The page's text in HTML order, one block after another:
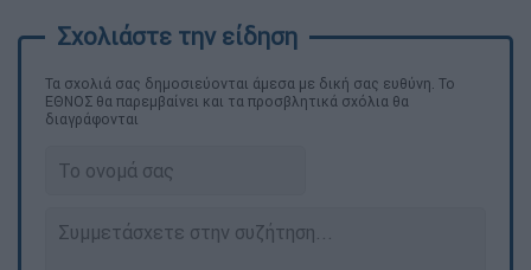
Τα σχολιά σας δημοσιεύονται άμεσα με δική σας ευθύνη. Το
ΕΘΝΟΣ θα παρεμβαίνει και τα προσβλητικά σχόλια θα
διαγράφονται